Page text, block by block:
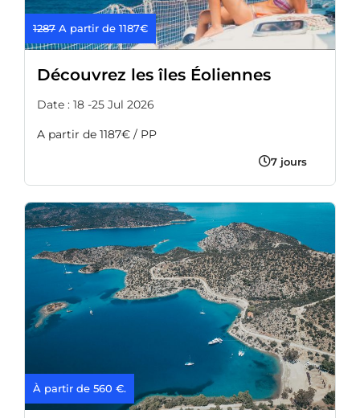
1287 A partir de 1187€
Découvrez les îles Éoliennes
Date : 18 -25 Jul 2026
A partir de 1187€ / PP
7 jours
À partir de 560 €.